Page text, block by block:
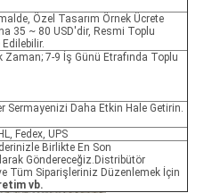
Özel Tasarım Örnek Ücrete
35 ~ 80 USD'dir, Resmi Toplu
Zaman; 7-9 İş Günü Etrafında Toplu
Sermayenizi Daha Etkin Hale Getirin.
Fedex, UPS
Birlikte En Son
Göndereceğiz.Distribütör
ve Tüm Siparişleriniz Düzenlemek İçin
vb.